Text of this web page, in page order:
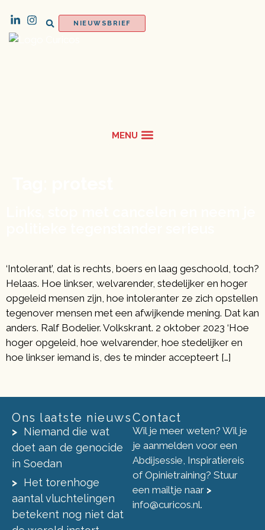
NIEUWSBRIEF
‘Intolerant’, dat is rechts, boers en laag geschoold, toch?
Helaas. Hoe linkser, welvarender, stedelijker en hoger
opgeleid mensen zijn, hoe intoleranter ze zich opstellen
tegenover mensen met een afwijkende mening. Dat kan
anders. Ralf Bodelier. Volkskrant. 2 oktober 2023 ‘Hoe
hoger opgeleid, hoe welvarender, hoe stedelijker en
hoe linkser iemand is, des te minder accepteert […]
Ons laatste nieuws
Niemand die wat
doet aan de genocide
in Soedan
Het torenhoge
aantal vluchtelingen
betekent nog niet dat
Contact
Wil je meer weten? Wil je
je aanmelden voor een
Abdijsessie, Inspiratiereis
of Opinietraining? Stuur
een mailtje naar >
info@curicos.nl.